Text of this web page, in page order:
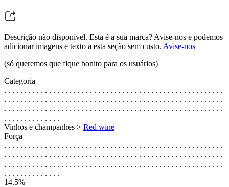
Descrição não disponível. Esta é a sua marca? Avise-nos e podemos
adicionar imagens e texto a esta seção sem custo. Avise-nos
(só queremos que fique bonito para os usuários)
Categoria
. . . . . . . . . . . . . . . . . . . . . . . . . . . . . . . . . . . . . . . . . . . . . . . . . . . . . .
. . . . . . . . . . . . . . . . . . . . . . . . . . . . . . . . . . . . . . . . . . . . . . . . . . . . . .
. . . . . . . . . . . . . . . . . . . . . . . . . . . . . . . . . . . . . . . . . . . . . . . . . . . . . .
. . . . . . . . . . . . . .
Vinhos e champanhes > Red wine
Força
. . . . . . . . . . . . . . . . . . . . . . . . . . . . . . . . . . . . . . . . . . . . . . . . . . . . . .
. . . . . . . . . . . . . . . . . . . . . . . . . . . . . . . . . . . . . . . . . . . . . . . . . . . . . .
. . . . . . . . . . . . . . . . . . . . . . . . . . . . . . . . . . . . . . . . . . . . . . . . . . . . . .
. . . . . . . . . . . . . .
14.5%